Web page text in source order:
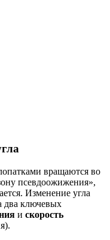
вращаются во
псевдоожижения»,
Изменение угла
два ключевых
и скорость